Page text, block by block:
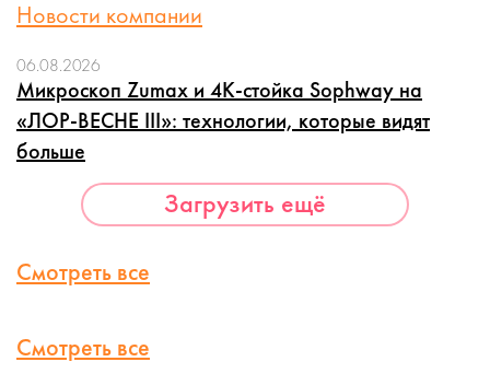
Новости компании
06.08.2026
Микроскоп Zumax и 4K-стойка Sophway на
«ЛОР-ВЕСНЕ III»: технологии, которые видят
больше
Загрузить ещё
Смотреть все
Смотреть все